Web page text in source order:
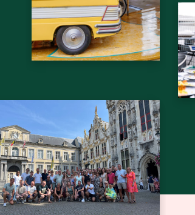
Bedrijfsuitje
Bedrijfsjubileum